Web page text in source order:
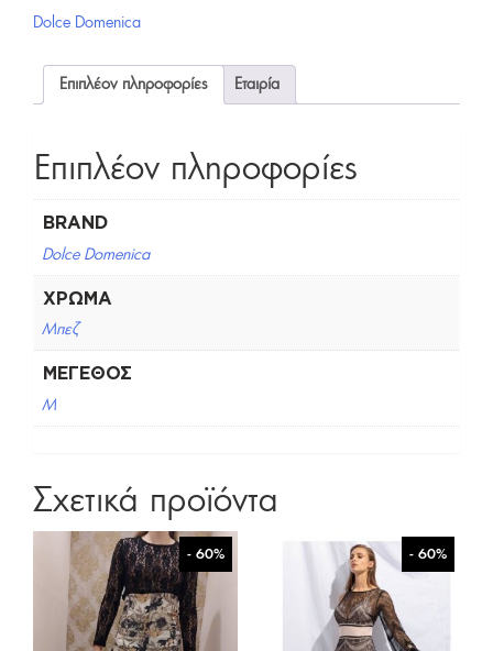
Dolce Domenica
Επιπλέον πληροφορίες Εταιρία
Επιπλέον πληροφορίες
BRAND
Dolce Domenica
ΧΡΏΜΑ
Μπεζ
ΜΈΓΕΘΟΣ
M
Σχετικά προϊόντα
- 60% - 60%